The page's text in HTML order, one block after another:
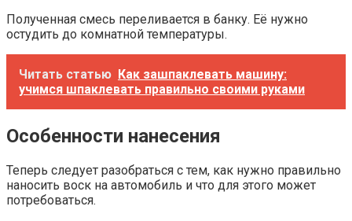
Полученная смесь переливается в банку. Её нужно
остудить до комнатной температуры.
Читать статью Как зашпаклевать машину:
учимся шпаклевать правильно своими руками
Особенности нанесения
Теперь следует разобраться с тем, как нужно правильно
наносить воск на автомобиль и что для этого может
потребоваться.